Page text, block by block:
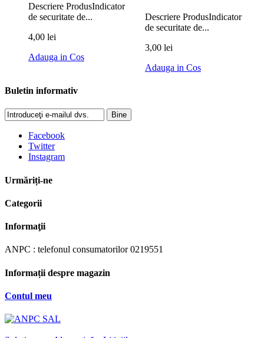
Descriere ProdusIndicator
de securitate de...
4,00 lei
Adauga in Cos
Descriere ProdusIndicator
de securitate de...
3,00 lei
Adauga in Cos
Buletin informativ
Bine
Facebook
Twitter
Instagram
Urmăriți-ne
Categorii
Informaţii
ANPC : telefonul consumatorilor 0219551
Informații despre magazin
Contul meu